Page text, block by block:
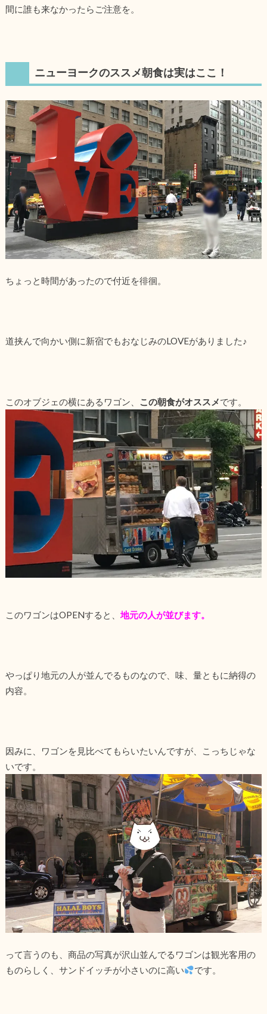
間に誰も来なかったらご注意を。
ニューヨークのススメ朝食は実はここ！
ちょっと時間があったので付近を徘徊。
道挟んで向かい側に新宿でもおなじみのLOVEがありました♪
このオブジェの横にあるワゴン、 この朝食がオススメです。
このワゴンはOPENすると、地元の人が並びます。
やっぱり地元の人が並んでるものなので、味、量ともに納得の
内容。
因みに、ワゴンを見比べてもらいたいんですが、こっちじゃな
いです。
って言うのも、商品の写真が沢山並んでるワゴンは観光客用の
ものらしく、サンドイッチが小さいのに高い
です。